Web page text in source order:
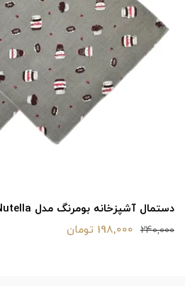
دستمال آشپزخانه بومرنگ مدل Nutella بسته دو عددی
240,000 198,000 تومان